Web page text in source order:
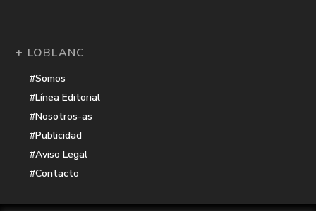
+ LOBLANC
#Somos
#Línea Editorial
#Nosotros-as
#Publicidad
#Aviso Legal
#Contacto